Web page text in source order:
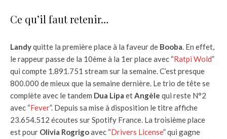
Ce qu’il faut retenir…
Landyquitte la première place à la faveur de Booba. En effet,
le rappeur passe de la 10ème à la 1er place avec “Ratpi Wold”
qui compte 1.891.751 stream sur la semaine. C’est presque
800.000 de mieux que la semaine dernière. Le trio de tête se
complète avec le tandem Dua Lipa etAngèle qui reste N°2
avec “Fever”. Depuis sa mise à disposition le titre affiche
23.654.512 écoutes sur Spotify France. La troisième place
est pour Olivia Rogrigoavec “Drivers License” qui gagne